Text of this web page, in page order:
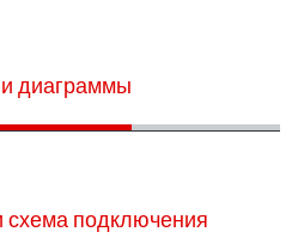
диаграммы
схема подключения